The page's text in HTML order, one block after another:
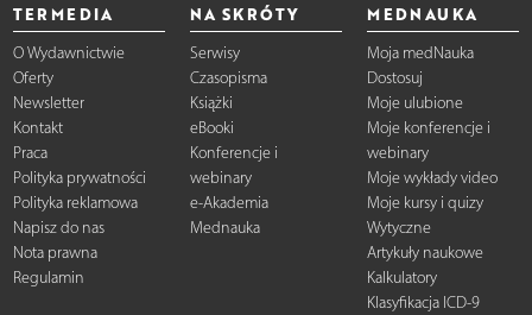
TERMEDIA
O Wydawnictwie
Oferty
Newsletter
Kontakt
Praca
Polityka prywatności
Polityka reklamowa
Napisz do nas
Nota prawna
Regulamin
NA SKRÓTY
Serwisy
Czasopisma
Książki
eBooki
Konferencje i
webinary
e-Akademia
Mednauka
MEDNAUKA
Moja medNauka
Dostosuj
Moje ulubione
Moje konferencje i
webinary
Moje wykłady video
Moje kursy i quizy
Wytyczne
Artykuły naukowe
Kalkulatory
Klasyfikacja ICD-9